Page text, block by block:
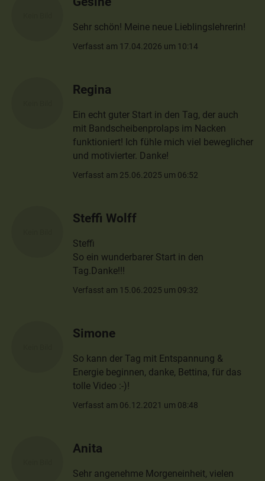
Sehr schön! Meine neue Lieblingslehrerin!
Verfasst am 17.04.2026 um 10:14
Regina
Ein echt guter Start in den Tag, der auch
mit Bandscheibenprolaps im Nacken
funktioniert! Ich fühle mich viel beweglicher
und motivierter. Danke!
Verfasst am 25.06.2025 um 06:52
Steffi Wolff
Steffi
So ein wunderbarer Start in den
Tag.Danke!!!
Verfasst am 15.06.2025 um 09:32
Simone
So kann der Tag mit Entspannung &
Energie beginnen, danke, Bettina, für das
tolle Video :-)!
Verfasst am 06.12.2021 um 08:48
Anita
Sehr angenehme Morgeneinheit, vielen